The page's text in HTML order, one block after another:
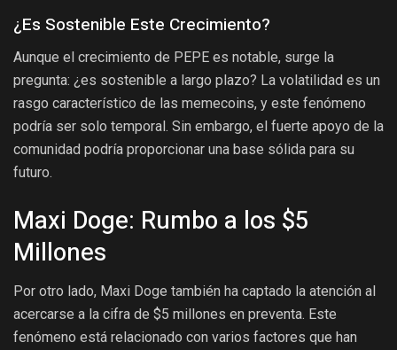
¿Es Sostenible Este Crecimiento?
Aunque el crecimiento de PEPE es notable, surge la
pregunta: ¿es sostenible a largo plazo? La volatilidad es un
rasgo característico de las memecoins, y este fenómeno
podría ser solo temporal. Sin embargo, el fuerte apoyo de la
comunidad podría proporcionar una base sólida para su
futuro.
Maxi Doge: Rumbo a los $5
Millones
Por otro lado, Maxi Doge también ha captado la atención al
acercarse a la cifra de $5 millones en preventa. Este
fenómeno está relacionado con varios factores que han